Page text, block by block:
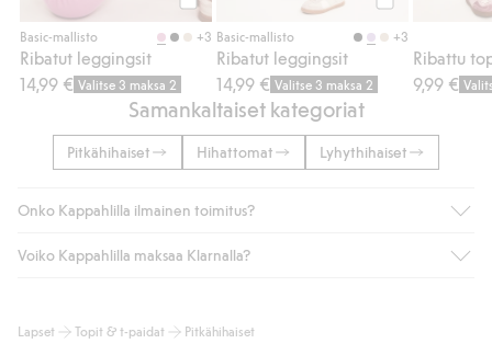
Osta
Basic-mallisto +3
Ribatut leggingsit
14,99 € Valitse 3 maksa 2
Basic-mallisto +3
Ribatut leggingsit
14,99 € Valitse 3 maksa 2 9,99 €
Samankaltaiset kategoriat
Pitkähihaiset Hihattomat Lyhythihaiset
Onko Kappahlilla ilmainen toimitus?
Jos olet Kappahl Clubin jäsen, saat aina ilmaisen toimituksen
kotiinkuljetusta). Toimituskulut poistuvat automaattisesti, kun
Voiko Kappahlilla maksaa Klarnalla?
maksutavat, kuten laskun, sekä muita maksuvaihtoehtoja.
Lapset Topit & t-paidat Pitkähihaiset